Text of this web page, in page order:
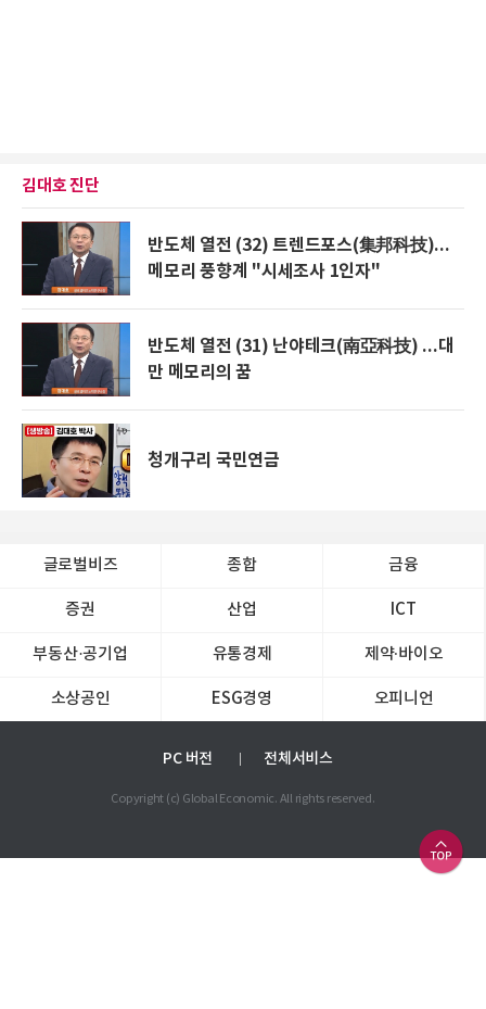
김대호 진단
반도체 열전 (32) 트렌드포스(集邦科技)...
메모리 풍향계 "시세조사 1인자"
반도체 열전 (31) 난야테크(南亞科技) ...대
만 메모리의 꿈
청개구리 국민연금
글로벌비즈 종합 금융
증권 산업 ICT
부동산·공기업 유통경제 제약∙바이오
소상공인 ESG경영 오피니언
PC 버전 전체서비스
Copyright (c) Global Economic. All rights reserved.